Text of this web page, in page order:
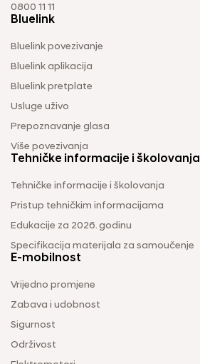
0800 11 11
Bluelink
Bluelink povezivanje
Bluelink aplikacija
Bluelink pretplate
Usluge uživo
Prepoznavanje glasa
Više povezivanja
Tehničke informacije i školovanja
Tehničke informacije i školovanja
Pristup tehničkim informacijama
Edukacije za 2026. godinu
Specifikacija materijala za samoučenje
E-mobilnost
Vrijedno promjene
Zabava i udobnost
Sigurnost
Održivost